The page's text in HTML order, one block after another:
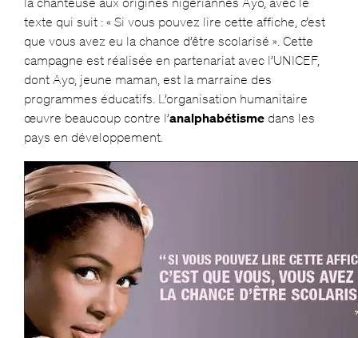
texte qui suit : « Si vous pouvez lire cette affiche, c’est
que vous avez eu la chance d’être scolarisé ». Cette
campagne est réalisée en partenariat avec l’UNICEF,
dont Ayo, jeune maman, est la marraine des
programmes éducatifs. L’organisation humanitaire
œuvre beaucoup contre l’analphabétismedans les
pays en développement.